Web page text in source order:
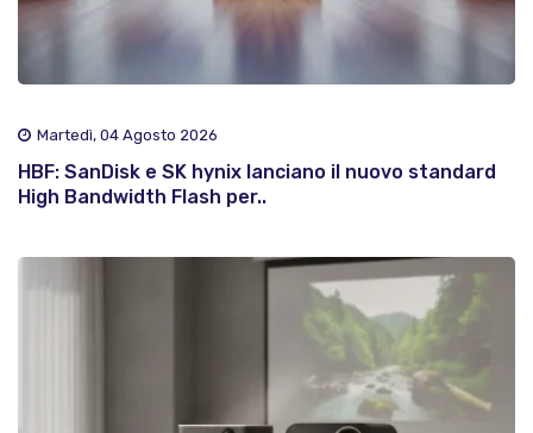
Martedì, 04 Agosto 2026
HBF: SanDisk e SK hynix lanciano il nuovo standard
High Bandwidth Flash per..